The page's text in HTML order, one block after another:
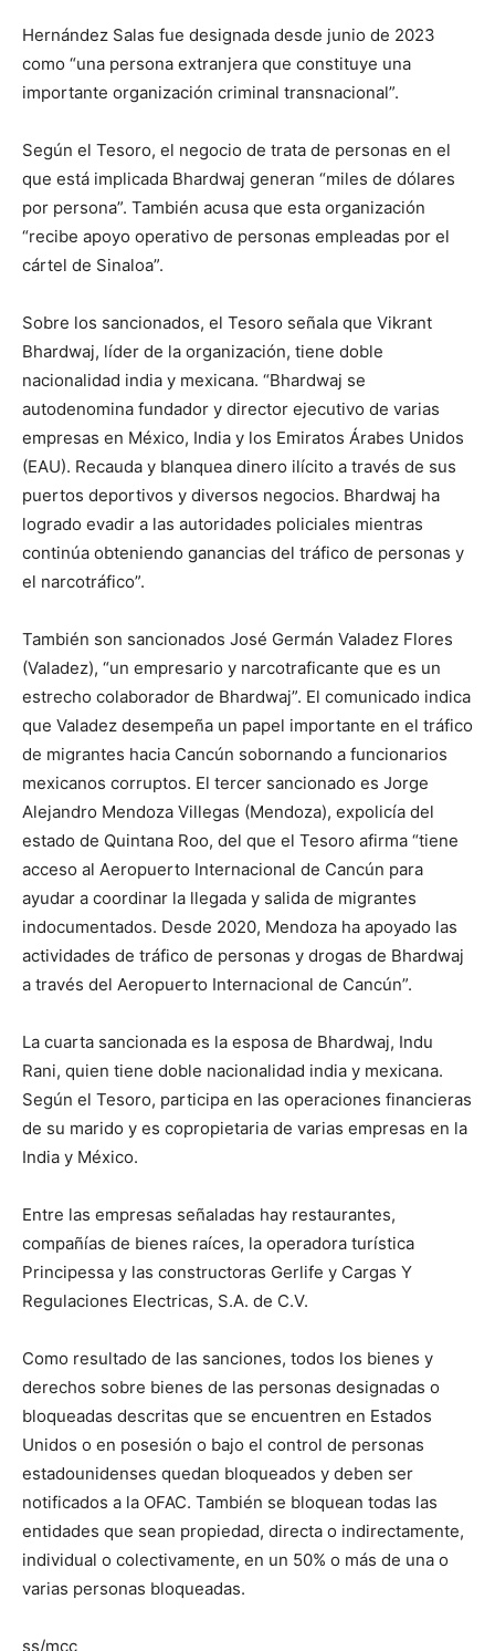
Hernández Salas fue designada desde junio de 2023
como “una persona extranjera que constituye una
importante organización criminal transnacional”.
Según el Tesoro, el negocio de trata de personas en el
que está implicada Bhardwaj generan “miles de dólares
por persona”. También acusa que esta organización
“recibe apoyo operativo de personas empleadas por el
cártel de Sinaloa”.
Sobre los sancionados, el Tesoro señala que Vikrant
Bhardwaj, líder de la organización, tiene doble
nacionalidad india y mexicana. “Bhardwaj se
autodenomina fundador y director ejecutivo de varias
empresas en México, India y los Emiratos Árabes Unidos
(EAU). Recauda y blanquea dinero ilícito a través de sus
puertos deportivos y diversos negocios. Bhardwaj ha
logrado evadir a las autoridades policiales mientras
continúa obteniendo ganancias del tráfico de personas y
el narcotráfico”.
También son sancionados José Germán Valadez Flores
(Valadez), “un empresario y narcotraficante que es un
estrecho colaborador de Bhardwaj”. El comunicado indica
que Valadez desempeña un papel importante en el tráfico
de migrantes hacia Cancún sobornando a funcionarios
mexicanos corruptos. El tercer sancionado es Jorge
Alejandro Mendoza Villegas (Mendoza), expolicía del
estado de Quintana Roo, del que el Tesoro afirma “tiene
acceso al Aeropuerto Internacional de Cancún para
ayudar a coordinar la llegada y salida de migrantes
indocumentados. Desde 2020, Mendoza ha apoyado las
actividades de tráfico de personas y drogas de Bhardwaj
a través del Aeropuerto Internacional de Cancún”.
La cuarta sancionada es la esposa de Bhardwaj, Indu
Rani, quien tiene doble nacionalidad india y mexicana.
Según el Tesoro, participa en las operaciones financieras
de su marido y es copropietaria de varias empresas en la
India y México.
Entre las empresas señaladas hay restaurantes,
compañías de bienes raíces, la operadora turística
Principessa y las constructoras Gerlife y Cargas Y
Regulaciones Electricas, S.A. de C.V.
Como resultado de las sanciones, todos los bienes y
derechos sobre bienes de las personas designadas o
bloqueadas descritas que se encuentren en Estados
Unidos o en posesión o bajo el control de personas
estadounidenses quedan bloqueados y deben ser
notificados a la OFAC. También se bloquean todas las
entidades que sean propiedad, directa o indirectamente,
individual o colectivamente, en un 50% o más de una o
varias personas bloqueadas.
ss/mcc